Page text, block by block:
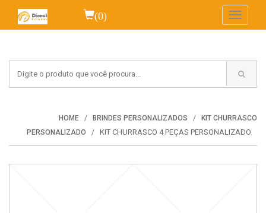
(0)
Toggle
HOME BRINDES PERSONALIZADOS
KIT CHURRASCO
PERSONALIZADO
KIT CHURRASCO 4 PEÇAS PERSONALIZADO